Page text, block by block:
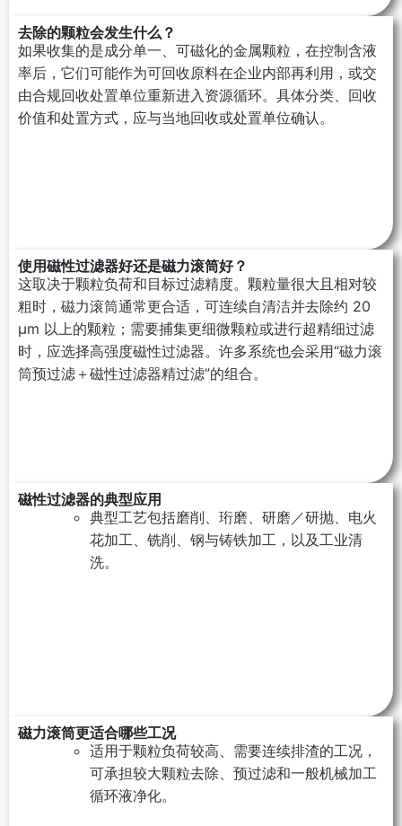
去除的颗粒会发生什么？
如果收集的是成分单一、可磁化的金属颗粒，在控制含液
率后，它们可能作为可回收原料在企业内部再利用，或交
由合规回收处置单位重新进入资源循环。具体分类、回收
价值和处置方式，应与当地回收或处置单位确认。
使用磁性过滤器好还是磁力滚筒好？
这取决于颗粒负荷和目标过滤精度。颗粒量很大且相对较
粗时，磁力滚筒通常更合适，可连续自清洁并去除约 20
µm 以上的颗粒；需要捕集更细微颗粒或进行超精细过滤
时，应选择高强度磁性过滤器。许多系统也会采用“磁力滚
筒预过滤＋磁性过滤器精过滤”的组合。
磁性过滤器的典型应用
典型工艺包括磨削、珩磨、研磨／研抛、电火
花加工、铣削、钢与铸铁加工，以及工业清
洗。
磁力滚筒更适合哪些工况
适用于颗粒负荷较高、需要连续排渣的工况，
可承担较大颗粒去除、预过滤和一般机械加工
循环液净化。